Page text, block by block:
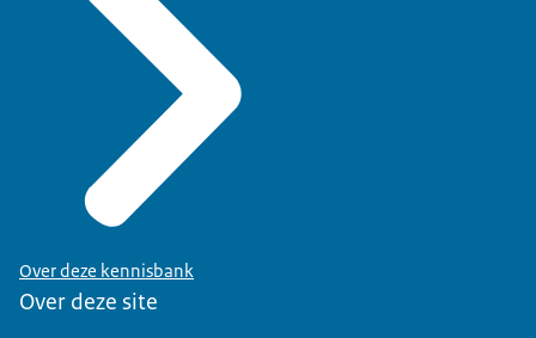
Over deze kennisbank
Over deze site